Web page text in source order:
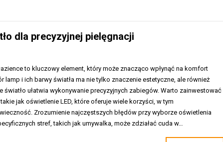
dla precyzyjnej pielęgnacji
to kluczowy element, który może znacząco wpłynąć na komfort
lamp i ich barwy światła ma nie tylko znaczenie estetyczne, ale również
światło ułatwia wykonywanie precyzyjnych zabiegów. Warto zainwestować
jak oświetlenie LED, które oferuje wiele korzyści, w tym
Zrozumienie najczęstszych błędów przy wyborze oświetlenia
stref, takich jak umywalka, może zdziałać cuda w…